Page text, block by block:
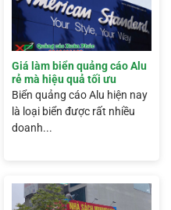
Giá làm biển quảng cáo Alu
rẻ mà hiệu quả tối ưu
Biển quảng cáo Alu hiện nay
là loại biển được rất nhiều
doanh...